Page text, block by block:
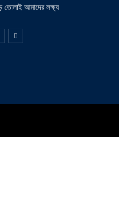
তোলাই আমাদের লক্ষ্য